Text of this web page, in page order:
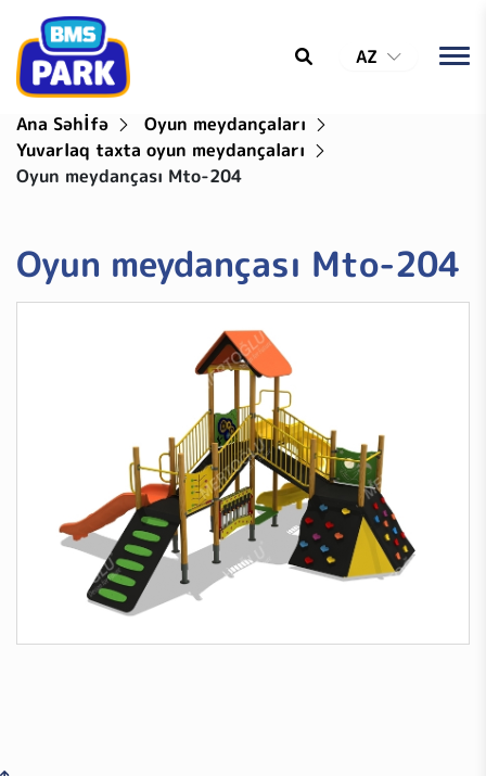
AZ
Ana Səhİfə
Oyun meydançaları
Yuvarlaq taxta oyun meydançaları
Oyun meydançası Mto-204
Oyun meydançası Mto-204